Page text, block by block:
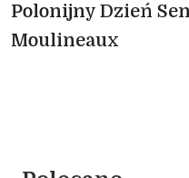
Polonijny Dzień
Moulineaux